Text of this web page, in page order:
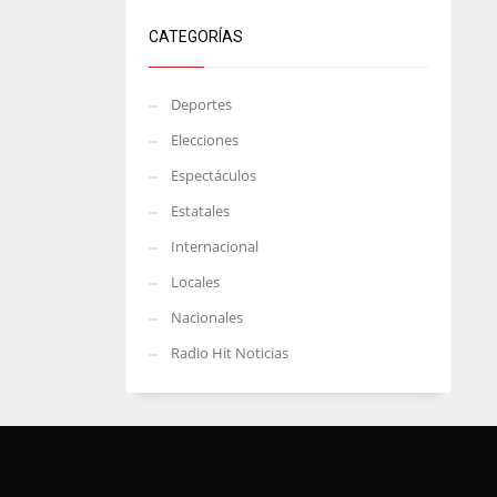
CATEGORÍAS
Deportes
Elecciones
Espectáculos
Estatales
Internacional
Locales
Nacionales
Radio Hit Noticias